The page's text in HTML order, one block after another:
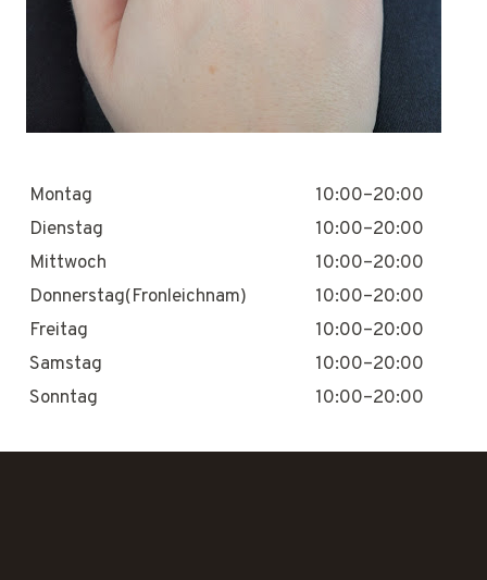
Montag
10:00–20:00
Dienstag
10:00–20:00
Mittwoch
10:00–20:00
Donnerstag(Fronleichnam)
10:00–20:00
Freitag
10:00–20:00
Samstag
10:00–20:00
Sonntag
10:00–20:00